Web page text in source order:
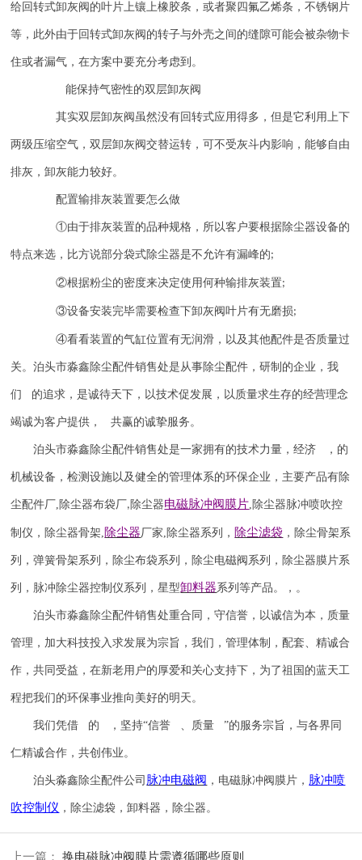
给回转式卸灰阀的叶片上镶上橡胶条，或者聚四氟乙烯条，不锈钢片
等，此外由于回转式卸灰阀的转子与外壳之间的缝隙可能会被杂物卡
住或者漏气，在方案中要充分考虑到。
能保持气密性的双层卸灰阀
其实双层卸灰阀虽然没有回转式应用得多，但是它利用上下
两级压缩空气，双层卸灰阀交替运转，可不受灰斗内影响，能够自由
排灰，卸灰能力较好。
配置输排灰装置要怎么做
①由于排灰装置的品种规格，所以客户要根据除尘器设备的
特点来选，比方说部分袋式除尘器是不允许有漏峰的;
②根据粉尘的密度来决定使用何种输排灰装置;
③设备安装完毕需要检查下卸灰阀叶片有无磨损;
④看看装置的气缸位置有无润滑，以及其他配件是否质量过
关。泊头市淼鑫除尘配件销售处是从事除尘配件，研制的企业，我
们 的追求，是诚待天下，以技术促发展，以质量求生存的经营理念
竭诚为客户提供， 共赢的诚挚服务。
泊头市淼鑫除尘配件销售处是一家拥有的技术力量，经济 ，的
机械设备，检测设施以及健全的管理体系的环保企业，主要产品有除
尘配件厂, 除尘器布袋厂, 除尘器电磁脉冲阀膜片, 除尘器脉冲喷吹控
制仪 ， 除尘器骨架,除尘器厂家, 除尘器系列， 除尘滤袋 ，除尘骨架系
列，弹簧骨架系列，除尘布袋系列，除尘电磁阀系列，除尘器膜片系
列，脉冲除尘器控制仪系列，星型卸料器系列等产品。，。
泊头市淼鑫除尘配件销售处重合同，守信誉，以诚信为本，质量
管理，加大科技投入求发展为宗旨，我们，管理体制，配套、精诚合
作，共同受益，在新老用户的厚爱和关心支持下，为了祖国的蓝天工
程把我们的环保事业推向美好的明天。
我们凭借 的 ，坚持“信誉 、质量 ”的服务宗旨，与各界同
仁精诚合作，共创伟业。
泊头淼鑫除尘配件公司 脉冲电磁阀 ，电磁脉冲阀膜片， 脉冲喷
吹控制仪 ，除尘滤袋，卸料器，除尘器。
上一篇： 换电磁脉冲阀膜片需遵循哪些原则